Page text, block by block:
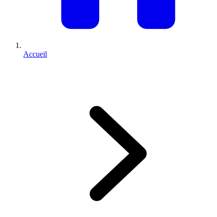
Accueil